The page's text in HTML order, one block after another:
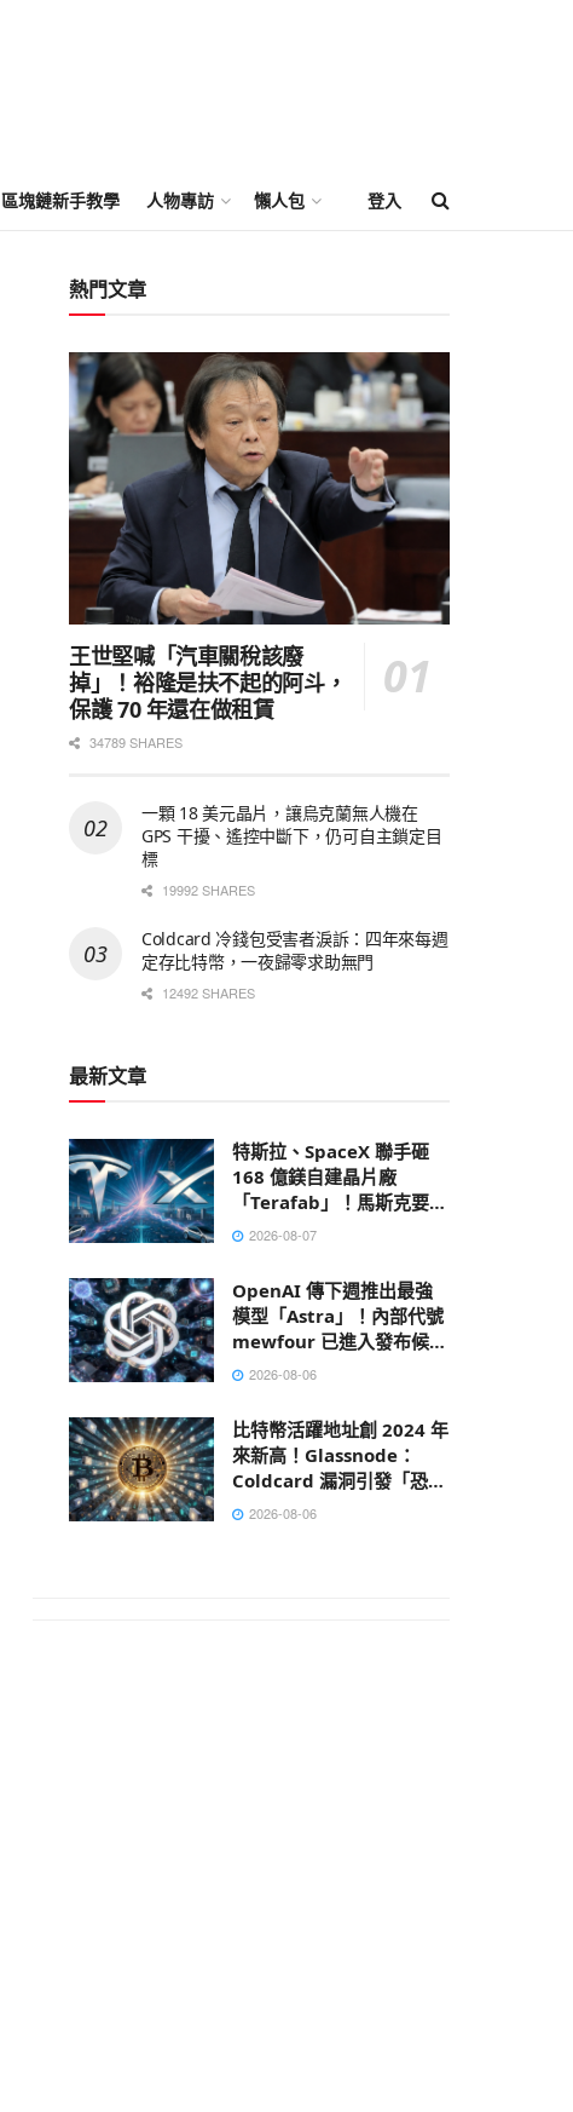
區塊鏈新手教學 人物專訪 懶人包 登入
熱門文章
王世堅喊「汽車關稅該廢
掉」！裕隆是扶不起的阿斗，
保護 70 年還在做租賃
34789 SHARES
一顆 18 美元晶片，讓烏克蘭無人機在
GPS 干擾、遙控中斷下，仍可自主鎖定目
標
19992 SHARES
Coldcard 冷錢包受害者淚訴：四年來每週
定存比特幣，一夜歸零求助無門
12492 SHARES
最新文章
特斯拉、SpaceX 聯手砸
168 億鎂自建晶片廠
「Terafab」！馬斯克要打
造地表最大建築
2026-08-07
OpenAI 傳下週推出最強
模型「Astra」！內部代號
mewfour 已進入發布候選
階段2026-08-06
比特幣活躍地址創 2024 年
來新高！Glassnode：
Coldcard 漏洞引發「恐慌
性轉移」
2026-08-06